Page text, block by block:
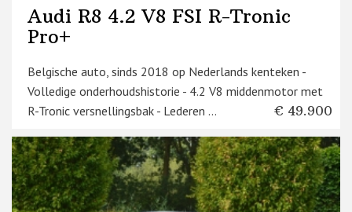
Audi R8 4.2 V8 FSI R-Tronic
Pro+
Belgische auto, sinds 2018 op Nederlands kenteken -
Volledige onderhoudshistorie - 4.2 V8 middenmotor met
R-Tronic versnellingsbak - Lederen ...
€ 49.900